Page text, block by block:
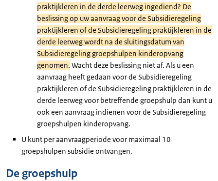
praktijkleren in de derde leerweg ingediend? De
beslissing op uw aanvraag voor de Subsidieregeling
praktijkleren of de Subsidieregeling praktijkleren in de
derde leerweg wordt na de sluitingsdatum van
Subsidieregeling groepshulpen kinderopvang
genomen. Wacht deze beslissing niet af. Als u een
aanvraag heeft gedaan voor de Subsidieregeling
praktijkleren of de Subsidieregeling praktijkleren in de
derde leerweg voor betreffende groepshulp dan kunt u
ook een aanvraag indienen voor de Subsidieregeling
groepshulpen kinderopvang.
U kunt per aanvraagperiode voor maximaal 10
groepshulpen subsidie ontvangen.
De groepshulp